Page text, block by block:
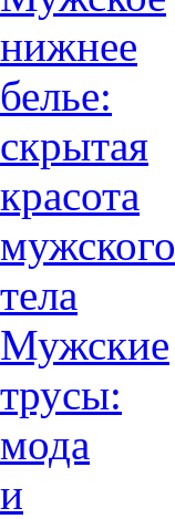
нижнее
белье:
скрытая
красота
мужского
тела
Мужские
трусы:
мода
и